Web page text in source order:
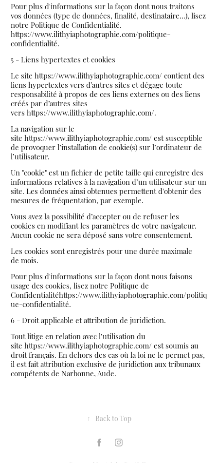
Pour plus d'informations sur la façon dont nous traitons
vos données (type de données, finalité, destinataire...), lisez
notre Politique de Confidentialité.
https://www.ilithyiaphotographie.com/politique-
confidentialité.
5 - Liens hypertextes et cookies
Le site https://www.ilithyiaphotographie.com/ contient des
liens hypertextes vers d’autres sites et dégage toute
responsabilité à propos de ces liens externes ou des liens
créés par d’autres sites
vers https://www.ilithyiaphotographie.com/.
La navigation sur le
site https://www.ilithyiaphotographie.com/ est susceptible
de provoquer l’installation de cookie(s) sur l’ordinateur de
l’utilisateur.
Un "cookie" est un fichier de petite taille qui enregistre des
informations relatives à la navigation d’un utilisateur sur un
site. Les données ainsi obtenues permettent d'obtenir des
mesures de fréquentation, par exemple.
Vous avez la possibilité d’accepter ou de refuser les
cookies en modifiant les paramètres de votre navigateur.
Aucun cookie ne sera déposé sans votre consentement.
Les cookies sont enregistrés pour une durée maximale
de mois.
Pour plus d'informations sur la façon dont nous faisons
usage des cookies, lisez notre Politique de
Confidentialitéhttps://www.ilithyiaphotographie.com/politiq
ue-confidentialité.
6 - Droit applicable et attribution de juridiction.
Tout litige en relation avec l’utilisation du
site https://www.ilithyiaphotographie.com/ est soumis au
droit français. En dehors des cas où la loi ne le permet pas,
il est fait attribution exclusive de juridiction aux tribunaux
compétents de Narbonne, Aude.
↑ Back to Top